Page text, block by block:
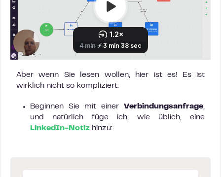
Aber wenn Sie lesen wollen, hier ist es! Es ist
wirklich nicht so kompliziert:
Beginnen Sie mit einer Verbindungsanfrage,
und natürlich füge ich, wie üblich, eine
LinkedIn-Notiz hinzu: